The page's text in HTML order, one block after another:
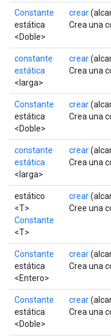
Constante
estática
<Doble>
crear
Crea una
constante
estática
<larga>
crear
Crea una
Constante
estática
<Doble>
crear
Crea una
constante
estática
<larga>
crear
Crea una
estático
<T>
Constante
<T>
crear
Cree una
Constante
estática
<Entero>
crear
Crea una
Constante
estática
<Doble>
crear
Crea una